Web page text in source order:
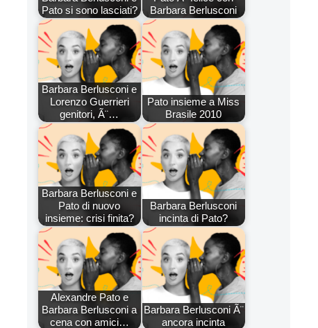
Pato si sono lasciati?
Barbara Berlusconi
Barbara Berlusconi e
Lorenzo Guerrieri
genitori, Ã¨…
Pato insieme a Miss
Brasile 2010
Barbara Berlusconi e
Pato di nuovo
insieme: crisi finita?
Barbara Berlusconi
incinta di Pato?
Alexandre Pato e
Barbara Berlusconi a
cena con amici…
Barbara Berlusconi Ã¨
ancora incinta